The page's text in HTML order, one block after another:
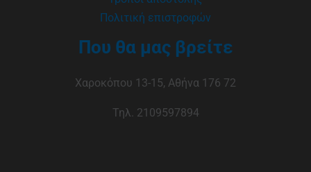
Πολιτική επιστροφών
Που θα μας βρείτε
Χαροκόπου 13-15, Αθήνα 176 72
Τηλ. 2109597894